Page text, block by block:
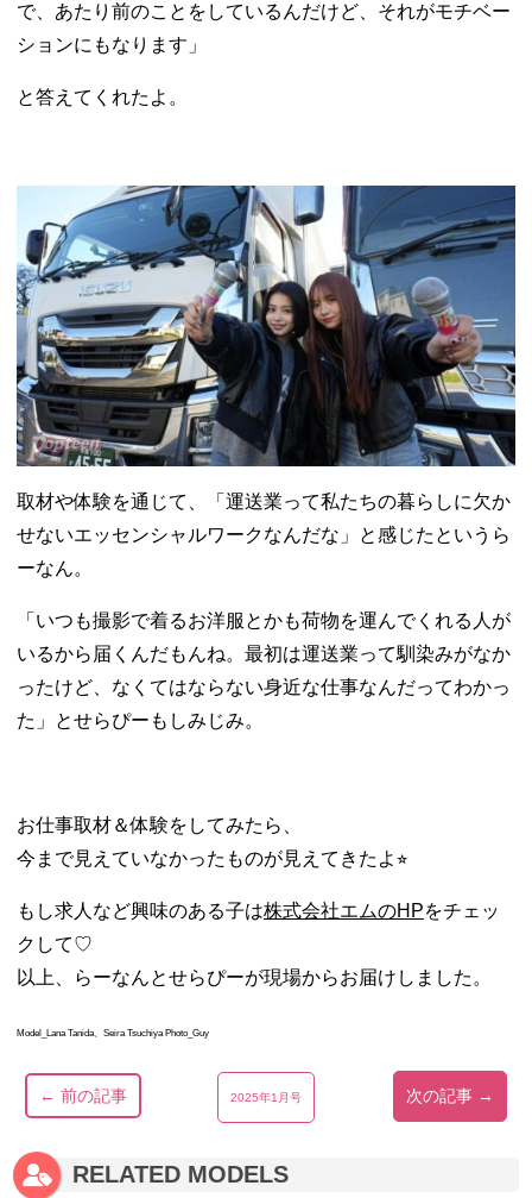
で、あたり前のことをしているんだけど、それがモチベー
ションにもなります」
と答えてくれたよ。
取材や体験を通じて、「運送業って私たちの暮らしに欠か
せないエッセンシャルワークなんだな」と感じたというら
ーなん。
「いつも撮影で着るお洋服とかも荷物を運んでくれる人が
いるから届くんだもんね。最初は運送業って馴染みがなか
ったけど、なくてはならない身近な仕事なんだってわかっ
た」とせらぴーもしみじみ。
お仕事取材＆体験をしてみたら、
今まで見えていなかったものが見えてきたよ⭐︎
もし求人など興味のある子は株式会社エムのHPをチェッ
クして♡
以上、らーなんとせらぴーが現場からお届けしました。
Model_Lana Tanida、Seira Tsuchiya Photo_Guy
← 前の記事 2025年1月号 次の記事 →
RELATED MODELS